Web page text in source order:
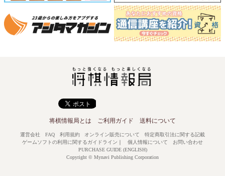
将棋情報局とは ご利用ガイド 送料について
運営会社 FAQ 利用規約 オンライン販売について
特定商取引法に関する記載
ゲームソフトの利用に関するガイドライン ｜ 個人情報について
お問い合わせ
PURCHASE GUIDE (ENGLISH)
Copyright © Mynavi Publishing Corporation